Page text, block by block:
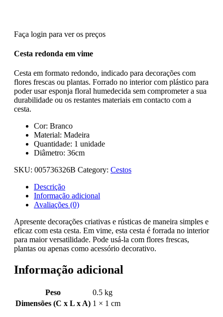
Faça login para ver os preços
Cesta redonda em vime
Cesta em formato redondo, indicado para decorações com
flores frescas ou plantas. Forrado no interior com plástico para
poder usar esponja floral humedecida sem comprometer a sua
durabilidade ou os restantes materiais em contacto com a
cesta.
Cor: Branco
Material: Madeira
Quantidade: 1 unidade
Diâmetro: 36cm
SKU: 005736326B Category: Cestos
Descrição
Informação adicional
Avaliações (0)
Apresente decorações criativas e rústicas de maneira simples e
eficaz com esta cesta. Em vime, esta cesta é forrada no interior
para maior versatilidade. Pode usá-la com flores frescas,
plantas ou apenas como acessório decorativo.
Informação adicional
Peso
0.5 kg
Dimensões (C x L x A) 1 × 1 cm